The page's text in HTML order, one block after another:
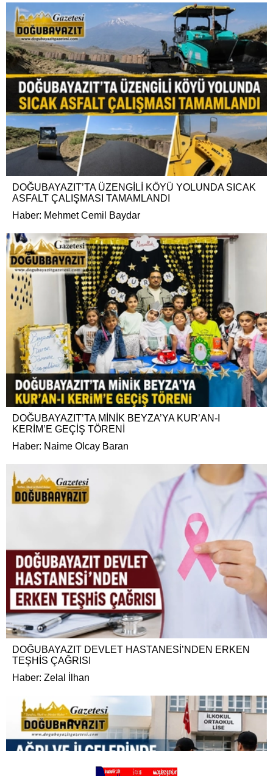
DOĞUBAYAZIT’TA ÜZENGİLİ KÖYÜ YOLUNDA SICAK
ASFALT ÇALIŞMASI TAMAMLANDI
Haber: Mehmet Cemil Baydar
DOĞUBAYAZIT’TA MİNİK BEYZA’YA KUR’AN-I
KERİM’E GEÇİŞ TÖRENİ
Haber: Naime Olcay Baran
DOĞUBAYAZIT DEVLET HASTANESİ’NDEN ERKEN
TEŞHİS ÇAĞRISI
Haber: Zelal İlhan